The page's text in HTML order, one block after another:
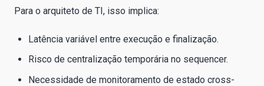
Para o arquiteto de TI, isso implica:
Latência variável entre execução e finalização.
Risco de centralização temporária no sequencer.
Necessidade de monitoramento de estado cross-